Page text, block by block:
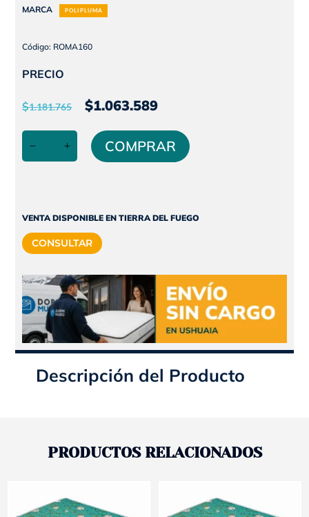
MARCA POLIPLUMA
Código: ROMA160
PRECIO
$1.181.765
El
precio
original
era:
$1.063.589El
precio
actual
es:
Colchon
BASE
QUEEN
|
160x200
|
ROMA
PLUS
POLIPLUMA
COMPRAR
VENTA DISPONIBLE EN TIERRA DEL FUEGO
CONSULTAR
Descripción del Producto
PRODUCTOS RELACIONADOS
- 10% - 10%